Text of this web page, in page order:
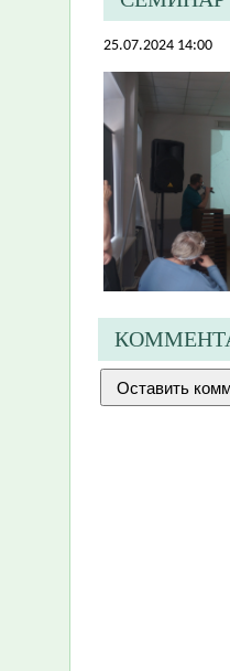
25.07.2024 14:00